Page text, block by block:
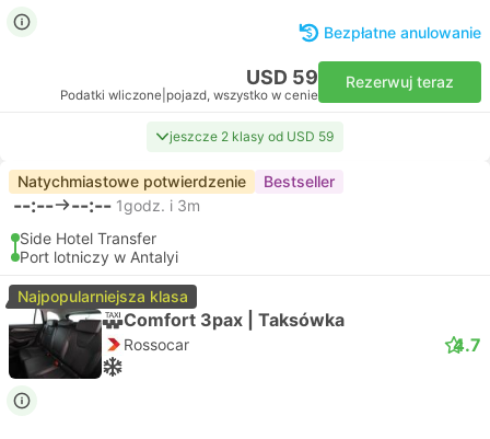
Bezpłatne anulowanie
USD 59
Podatki wliczone pojazd, wszystko w cenie
Rezerwuj teraz
jeszcze 2 klasy od USD 59
Natychmiastowe potwierdzenie Bestseller
--:-- --:-- 1godz. i 3m
Side Hotel Transfer
Port lotniczy w Antalyi
Najpopularniejsza klasa
Comfort 3pax | Taksówka
Rossocar 4.7